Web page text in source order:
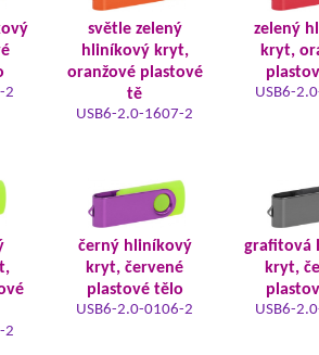
2
světle zelený
hliníkový kryt,
oranžové plastové
tě
USB6-2.0-1607-2
zelený
kryt,
USB6-
2
černý hliníkový
kryt, červené
plastové tělo
USB6-2.0-0106-2
grafitová
kryt,
USB6-